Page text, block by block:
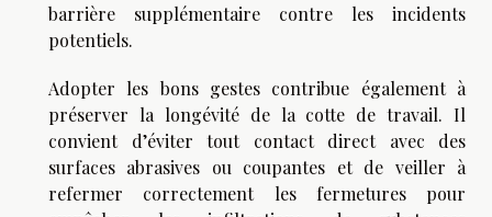
barrière supplémentaire contre les incidents
potentiels.
Adopter les bons gestes contribue également à
préserver la longévité de la cotte de travail. Il
convient d’éviter tout contact direct avec des
surfaces abrasives ou coupantes et de veiller à
refermer correctement les fermetures pour